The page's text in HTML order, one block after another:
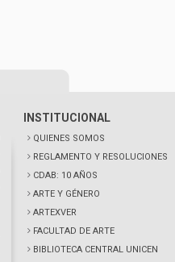
INSTITUCIONAL
QUIENES SOMOS
REGLAMENTO Y RESOLUCIONES
CDAB: 10 AÑOS
ARTE Y GÉNERO
ARTEXVER
FACULTAD DE ARTE
BIBLIOTECA CENTRAL UNICEN